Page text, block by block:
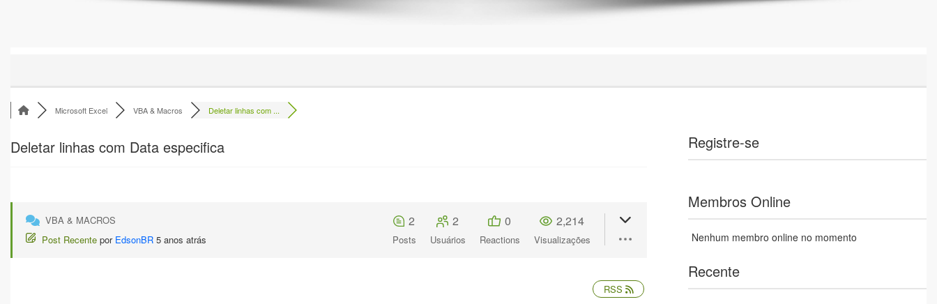
Microsoft Excel VBA & Macros Deletar linhas com ...
Deletar linhas com Data especifica
VBA & MACROS
Post Recente por EdsonBR 5 anos atrás
2
Posts
2
Usuários
0
Reactions
2,214
Visualizações
RSS
Registre-se
Membros Online
Nenhum membro online no momento
Recente